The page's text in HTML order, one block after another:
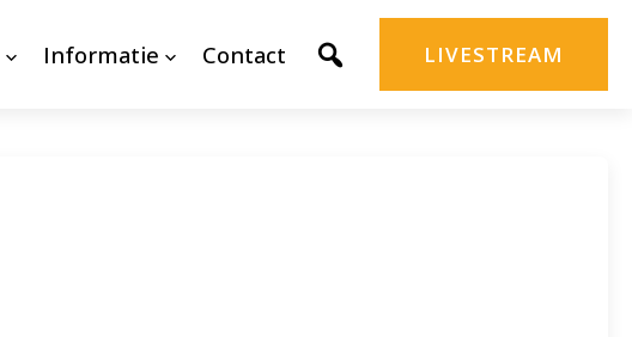
Informatie Contact LIVESTREAM